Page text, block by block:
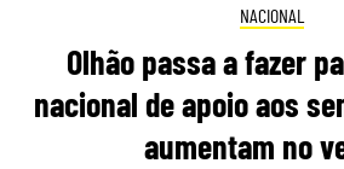
NACIONAL
Olhão passa a fazer
nacional de apoio aos
aumentam no